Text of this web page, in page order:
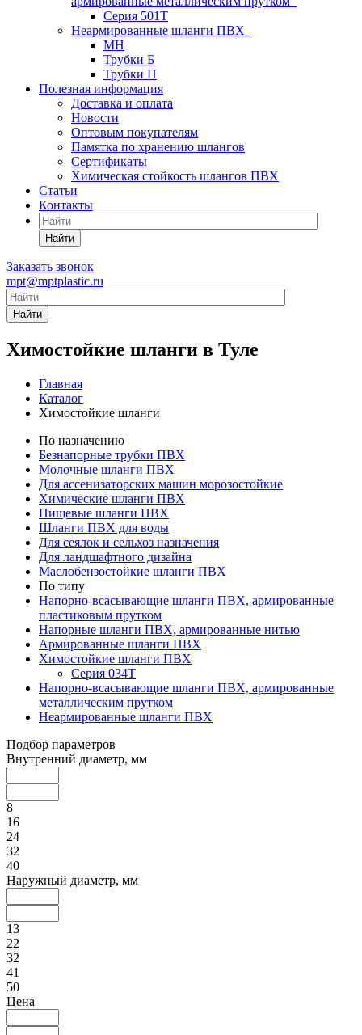
Серия 501T
Неармированные шланги ПВХ
МН
Трубки Б
Трубки П
Полезная информация
Доставка и оплата
Новости
Оптовым покупателям
Памятка по хранению шлангов
Сертификаты
Химическая стойкость шлангов ПВХ
Статьи
Контакты
Найти
Заказать звонок
mpt@mptplastic.ru
Найти
Химостойкие шланги в Туле
Главная
Каталог
Химостойкие шланги
По назначению
Безнапорные трубки ПВХ
Молочные шланги ПВХ
Для ассенизаторских машин морозостойкие
Химические шланги ПВХ
Пищевые шланги ПВХ
Шланги ПВХ для воды
Для сеялок и сельхоз назначения
Для ландшафтного дизайна
Маслобензостойкие шланги ПВХ
По типу
Напорно-всасывающие шланги ПВХ, армированные
пластиковым прутком
Напорные шланги ПВХ, армированные нитью
Армированные шланги ПВХ
Химостойкие шланги ПВХ
Серия 034Т
Напорно-всасывающие шланги ПВХ, армированные
металлическим прутком
Неармированные шланги ПВХ
Подбор параметров
Внутренний диаметр, мм
8
16
24
32
40
Наружный диаметр, мм
13
22
32
41
50
Цена